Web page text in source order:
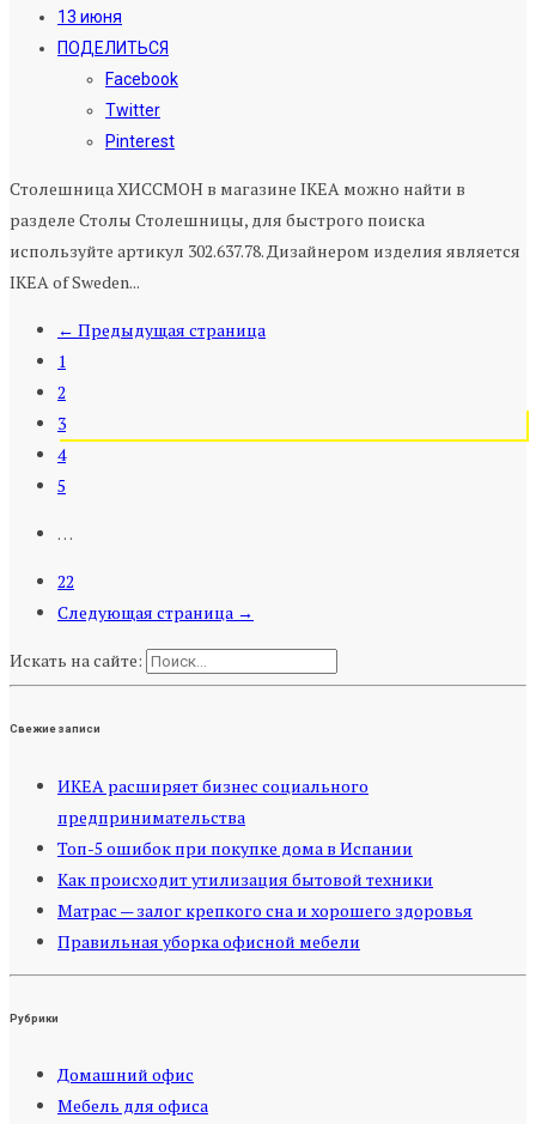
13 июня
ПОДЕЛИТЬСЯ
Facebook
Twitter
Pinterest
Столешница ХИССМОН в магазине IKEA можно найти в
разделе Столы Столешницы, для быстрого поиска
используйте артикул 302.637.78. Дизайнером изделия является
IKEA of Sweden...
← Предыдущая страница
1
2
3
4
5
…
22
Следующая страница →
Искать на сайте:
Свежие записи
ИКЕА расширяет бизнес социального
предпринимательства
Топ-5 ошибок при покупке дома в Испании
Как происходит утилизация бытовой техники
Матрас — залог крепкого сна и хорошего здоровья
Правильная уборка офисной мебели
Рубрики
Домашний офис
Мебель для офиса